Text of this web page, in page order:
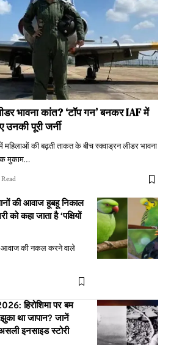
भावना कांत? ‘टॉप गन’ बनकर IAF में
उनकी पूरी जर्नी
महिलाओं की बढ़ती ताकत के बीच स्क्वाड्रन लीडर भावना
मुकाम…
की आवाज हूबहू निकाल
को कहा जाता है ‘पक्षियों
आवाज की नकल करने वाले
हिरोशिमा पर बम
झुका था जापान? जानें
इनसाइड स्टोरी